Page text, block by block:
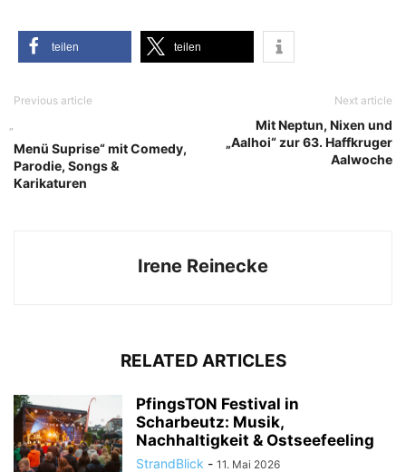
tei­len tei­len
Previous article
Menü Suprise“ mit Comedy,
Parodie, Songs &
Karikaturen
Next article
Mit Neptun, Nixen und
„Aalhoi“ zur 63. Haffkruger
Aalwoche
Irene Reinecke
RELATED ARTICLES
PfingsTON Festival in
Scharbeutz: Musik,
Nachhaltigkeit & Ostseefeeling
StrandBlick - 11. Mai 2026